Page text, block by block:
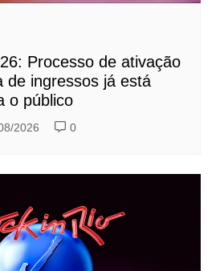
Processo de ativação
de ingressos já está
o público
2026 0